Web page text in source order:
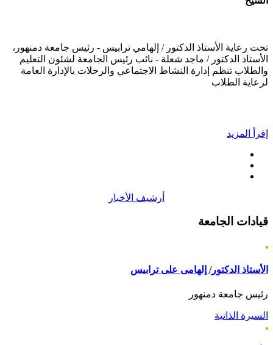
تحت رعاية الأستاذ الدكتور / إلهامي ترابيس - رئيس جامعة دمنهور،
الأستاذ الدكتور / ماجد شعلة - نائب رئيس الجامعة لشئون التعليم
والطلاب تنظم إدارة النشاط الاجتماعي والرحلات بالإدارة العامة
لرعاية الطلاب
إقرأ المزيد
أرشيف الأخبار
قيادات الجامعة
الأستاذ الدكتور/ إلهامى على ترابيس
رئيس جامعة دمنهور
السيرة الذاتية